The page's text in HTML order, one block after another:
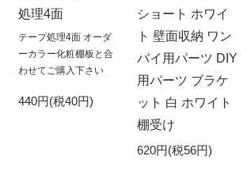
処理4面
テープ処理4面 オーダ
ーカラー化粧棚板と合
わせてご購入下さい
440円(税40円)
ショート ホワイ
ト 壁面収納 ワン
バイ用パーツ DIY
用パーツ ブラケ
ット 白 ホワイト
棚受け
620円(税56円)